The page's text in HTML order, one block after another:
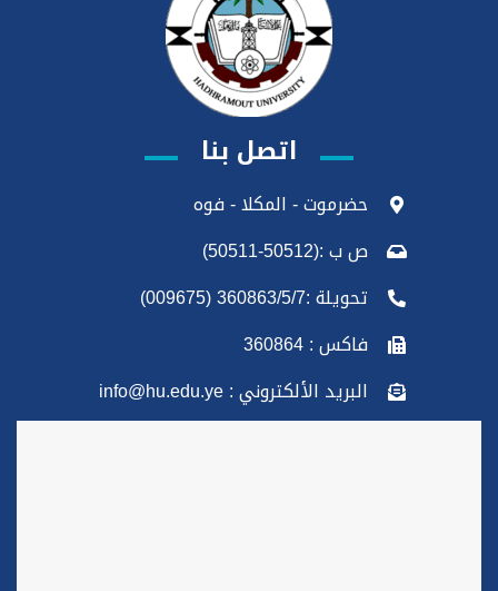
اتصل بنا
حضرموت - المكلا - فوه
ص ب :(50512-50511)
تحويلة :360863/5/7 (009675)
فاكس : 360864
البريد الألكتروني : info@hu.edu.ye